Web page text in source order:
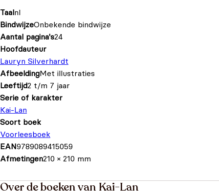
Taalnl
BindwijzeOnbekende bindwijze
Aantal pagina's24
Hoofdauteur
Lauryn Silverhardt
AfbeeldingMet illustraties
Leeftijd2 t/m 7 jaar
Serie of karakter
Kai-Lan
Soort boek
Voorleesboek
EAN9789089415059
Afmetingen210 × 210 mm
Over de boeken van Kai-Lan